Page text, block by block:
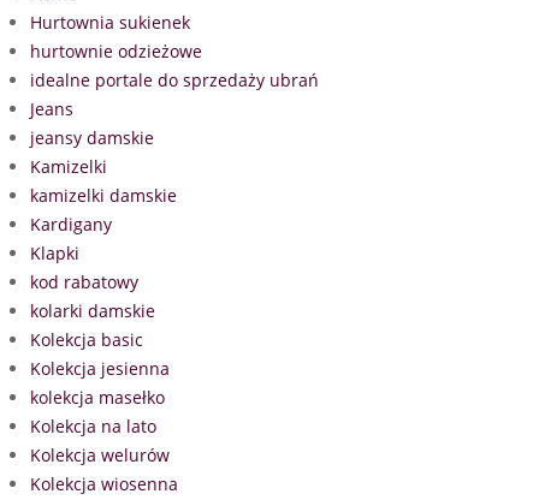
Hurtownia sukienek
hurtownie odzieżowe
idealne portale do sprzedaży ubrań
Jeans
jeansy damskie
Kamizelki
kamizelki damskie
Kardigany
Klapki
kod rabatowy
kolarki damskie
Kolekcja basic
Kolekcja jesienna
kolekcja masełko
Kolekcja na lato
Kolekcja welurów
Kolekcja wiosenna